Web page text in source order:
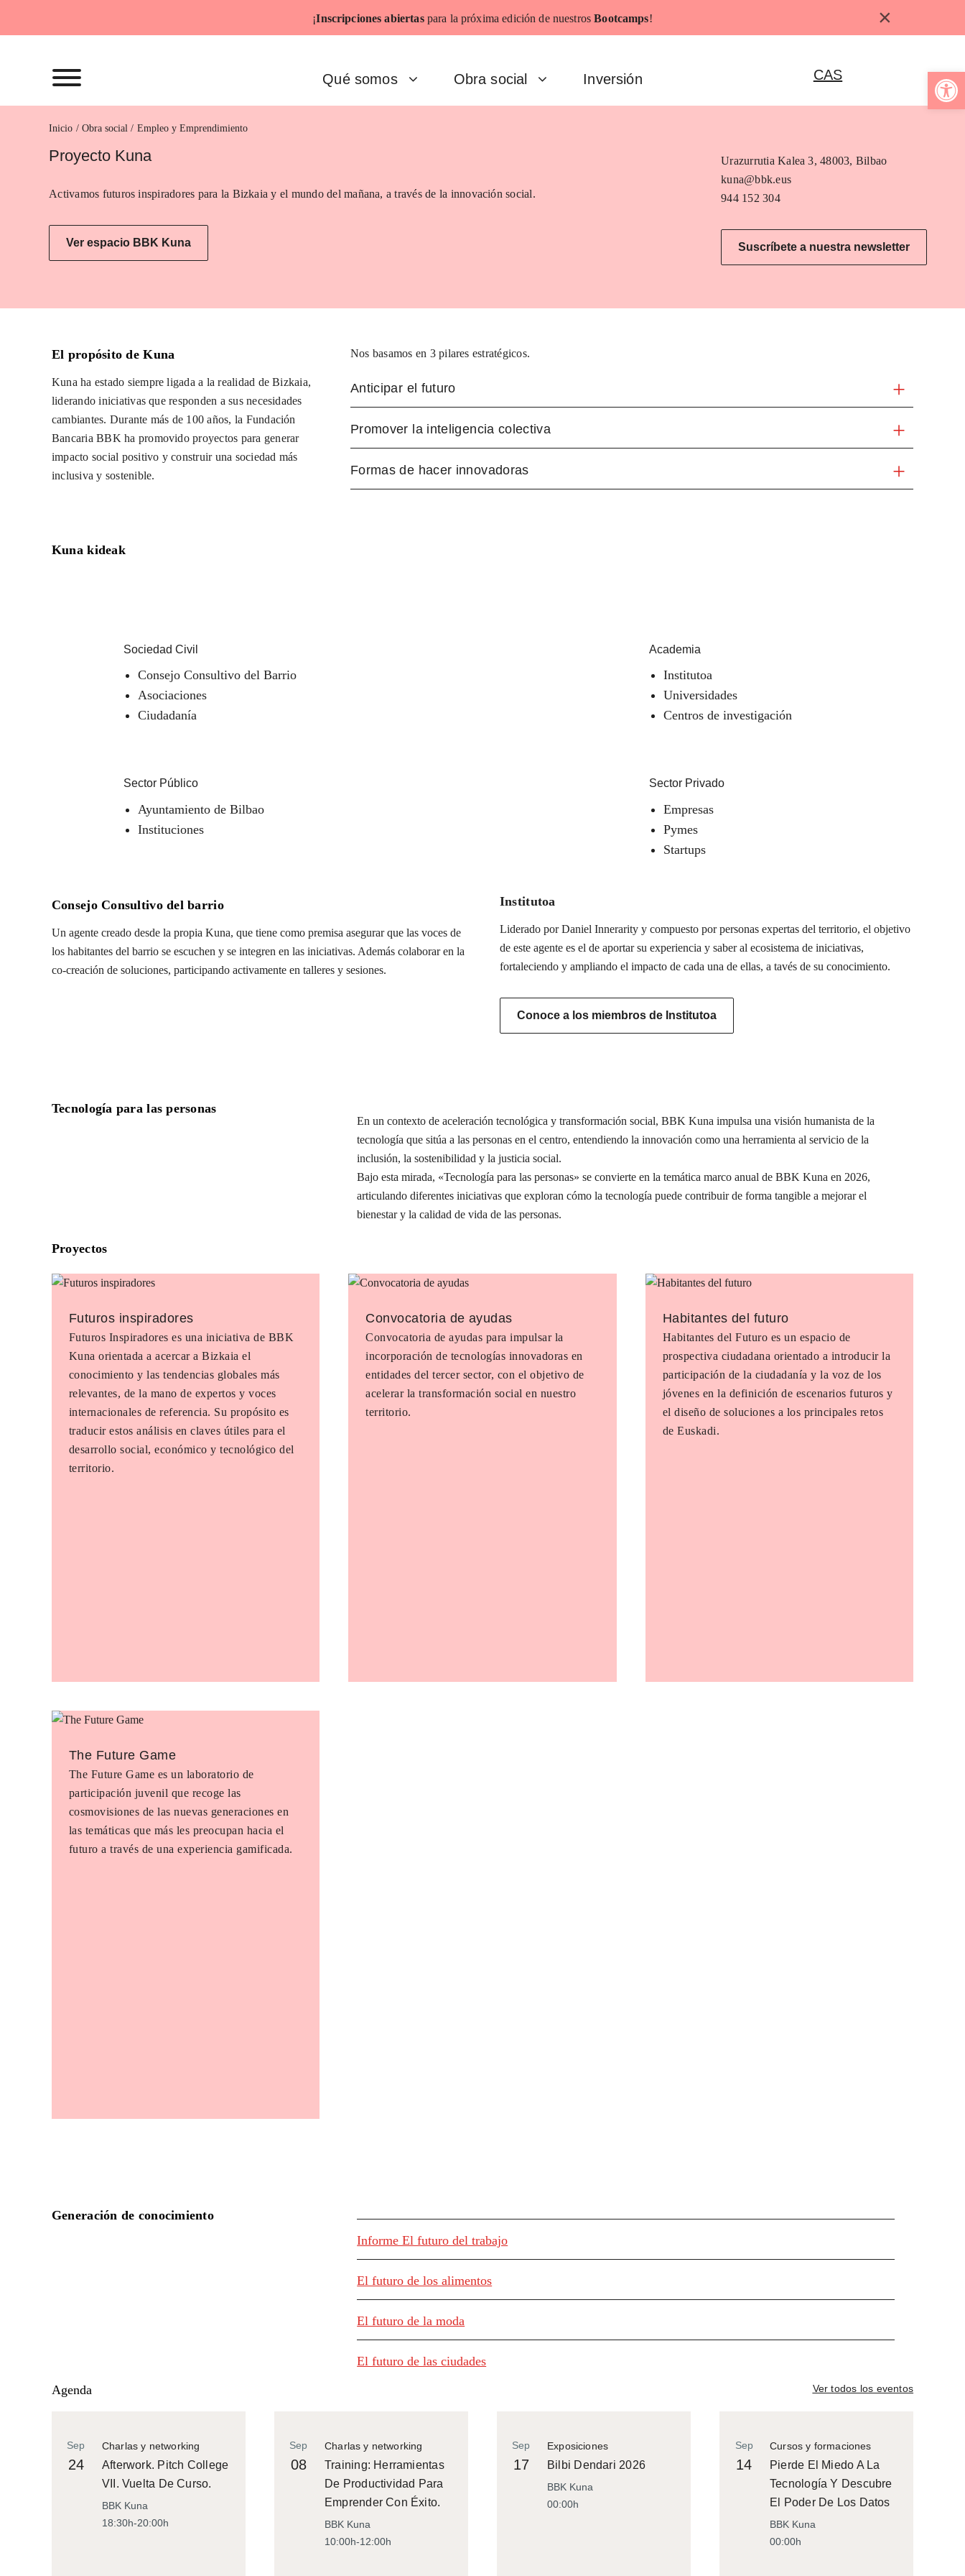
Abrir
¡Inscripciones abiertaspara la próxima edición de nuestrosBootcamps! ×
Qué somos Obra social Inversión CAS
Inicio Empleo y Emprendimiento
Proyecto Kuna
Activamos futuros inspiradores para la Bizkaia y el mundo del mañana, a través de la innovación social.
Ver espacio BBK Kuna
Urazurrutia Kalea 3, 48003, Bilbao
kuna@bbk.eus
944 152 304
Suscríbete a nuestra newsletter
El propósito de Kuna
Kuna ha estado siempre ligada a la realidad de Bizkaia,
liderando iniciativas que responden a sus necesidades
cambiantes. Durante más de 100 años, la Fundación
Bancaria BBK ha promovido proyectos para generar
impacto social positivo y construir una sociedad más
inclusiva y sostenible.
Nos basamos en 3 pilares estratégicos.
Anticipar el futuro
Promover la inteligencia colectiva
Formas de hacer innovadoras
Kuna kideak
Sociedad Civil
Consejo Consultivo del Barrio
Asociaciones
Ciudadanía
Sector Público
Ayuntamiento de Bilbao
Instituciones
Academia
Institutoa
Universidades
Centros de investigación
Sector Privado
Empresas
Pymes
Startups
Consejo Consultivo del barrio
Un agente creado desde la propia Kuna, que tiene como premisa asegurar que las voces de
los habitantes del barrio se escuchen y se integren en las iniciativas. Además colaborar en la
co-creación de soluciones, participando activamente en talleres y sesiones.
Institutoa
Liderado por Daniel Innerarity y compuesto por personas expertas del territorio, el objetivo
de este agente es el de aportar su experiencia y saber al ecosistema de iniciativas,
fortaleciendo y ampliando el impacto de cada una de ellas, a tavés de su conocimiento.
Conoce a los miembros de Institutoa
Tecnología para las personas
En un contexto de aceleración tecnológica y transformación social, BBK Kuna impulsa una visión humanista de la
tecnología que sitúa a las personas en el centro, entendiendo la innovación como una herramienta al servicio de la
inclusión, la sostenibilidad y la justicia social.
Bajo esta mirada, «Tecnología para las personas» se convierte en la temática marco anual de BBK Kuna en 2026,
articulando diferentes iniciativas que exploran cómo la tecnología puede contribuir de forma tangible a mejorar el
bienestar y la calidad de vida de las personas.
Proyectos
Futuros inspiradores
Futuros Inspiradores es una iniciativa de BBK
Kuna orientada a acercar a Bizkaia el
conocimiento y las tendencias globales más
relevantes, de la mano de expertos y voces
internacionales de referencia. Su propósito es
traducir estos análisis en claves útiles para el
desarrollo social, económico y tecnológico del
territorio.
Convocatoria de ayudas
Convocatoria de ayudas para impulsar la
incorporación de tecnologías innovadoras en
entidades del tercer sector, con el objetivo de
acelerar la transformación social en nuestro
territorio.
Habitantes del futuro
Habitantes del Futuro es un espacio de
prospectiva ciudadana orientado a introducir la
participación de la ciudadanía y la voz de los
jóvenes en la definición de escenarios futuros y
el diseño de soluciones a los principales retos
de Euskadi.
The Future Game
The Future Game es un laboratorio de
participación juvenil que recoge las
cosmovisiones de las nuevas generaciones en
las temáticas que más les preocupan hacia el
futuro a través de una experiencia gamificada.
Generación de conocimiento
Informe El futuro del trabajo
El futuro de los alimentos
El futuro de la moda
El futuro de las ciudades
Agenda Ver todos los eventos
Charlas y networking
Sep
24
Afterwork. Pitch College
VII. Vuelta De Curso.
BBK Kuna
18:30h-20:00h
Charlas y networking
Sep
08
Training: Herramientas
De Productividad Para
Emprender Con Éxito.
BBK Kuna
10:00h-12:00h
Exposiciones
Sep
17 Bilbi Dendari 2026
BBK Kuna
00:00h
Cursos y formaciones
Sep
14
Pierde El Miedo A La
Tecnología Y Descubre
El Poder De Los Datos
BBK Kuna
00:00h